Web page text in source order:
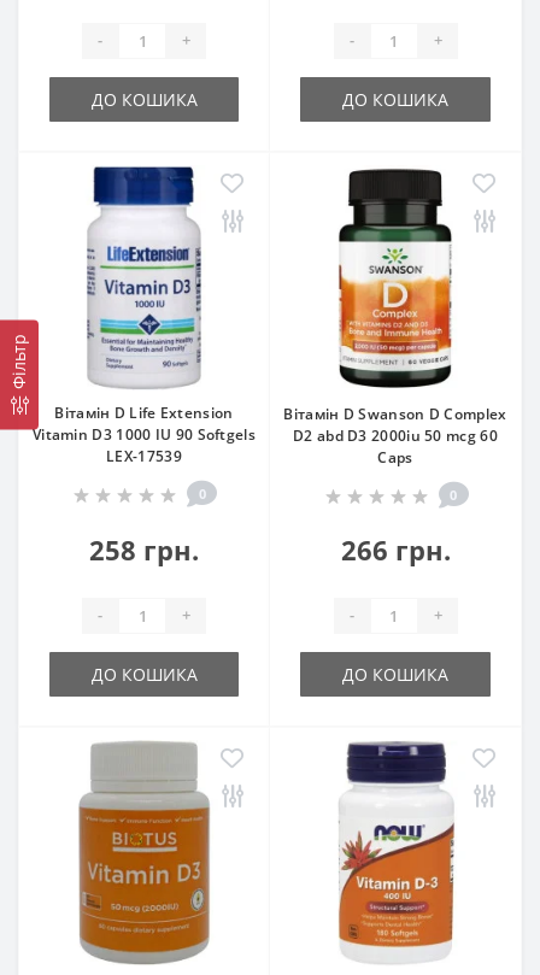
Фільтр
- +
ДО КОШИКА
- +
ДО КОШИКА
Вітамін D Life Extension
Vitamin D3 1000 IU 90 Softgels
LEX-17539
0
258 грн.
- +
ДО КОШИКА
Вітамін D Swanson D Complex
D2 abd D3 2000iu 50 mcg 60
Caps
0
266 грн.
- +
ДО КОШИКА